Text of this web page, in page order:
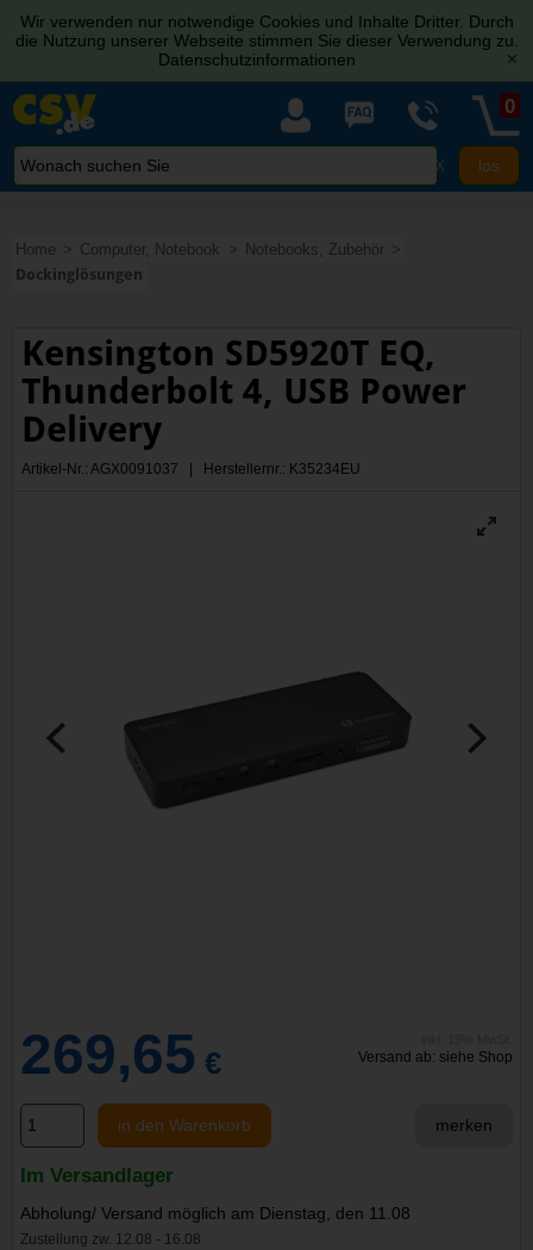
Wir verwenden nur notwendige Cookies und Inhalte Dritter. Durch
die Nutzung unserer Webseite stimmen Sie dieser Verwendung zu.
Datenschutzinformationen
[x]
X
0
Home Computer, Notebook
Notebooks, Zubehör
Dockinglösungen
Kensington SD5920T EQ,
Thunderbolt 4, USB Power
Delivery
Artikel-Nr.: AGX0091037 | Herstellernr.: K35234EU
269,65 € Versand ab: siehe Shop
in den Warenkorb merken
Im Versandlager
Abholung/ Versand möglich am Dienstag, den 11.08
Zustellung zw. 12.08 - 16.08